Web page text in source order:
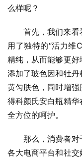
么样呢？
首先，我们来
用了独特的“活力维
精纯，从而能够更
添加了玻色因和牡
黄匀肤色，同时增
得科颜氏安白瓶精
全方位的呵护。
那么，消费者
各大电商平台和社